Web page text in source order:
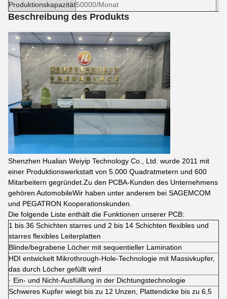
Produktionskapazität50000/Monat
Beschreibung des Produkts
Shenzhen Hualian Weiyip Technology Co., Ltd. wurde 2011 mit
einer Produktionswerkstatt von 5.000 Quadratmetern und 600
Mitarbeitern gegründet.Zu den PCBA-Kunden des Unternehmens
gehören AutomobileWir haben unter anderem bei SAGEMCOM
und PEGATRON Kooperationskunden.
Die folgende Liste enthält die Funktionen unserer PCB:
1 bis 36 Schichten starres und 2 bis 14 Schichten flexibles und
starres flexibles Leiterplatten
Blinde/begrabene Löcher mit sequentieller Lamination
HDI entwickelt Mikrothrough-Hole-Technologie mit Massivkupfer,
das durch Löcher gefüllt wird
· Ein- und Nicht-Ausfüllung in der Dichtungstechnologie
Schweres Kupfer wiegt bis zu 12 Unzen, Plattendicke bis zu 6,5